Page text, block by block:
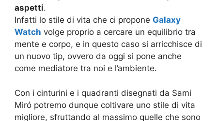
aspetti.
Infatti lo stile di vita che ci propone Galaxy
Watch volge proprio a cercare un equilibrio tra
mente e corpo, e in questo caso si arricchisce di
un nuovo tip, ovvero da oggi si pone anche
come mediatore tra noi e l’ambiente.
Con i cinturini e i quadranti disegnati da Sami
Miró potremo dunque coltivare uno stile di vita
migliore, sfruttando al massimo quelle che sono